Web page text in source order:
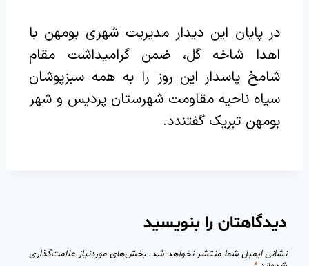
در پایان این دیدار مدیریت شهری بومهن با
اهدا شاخه گل، ضمن گرامیداشت مقام
شامخ پاسدار این روز را به همه سبزپوشان
سپاه ناحیه مقاومت شهرستان پردیس و شهر
بومهن تبریک گفتندد.
دیدگاهتان را بنویسید
نشانی ایمیل شما منتشر نخواهد شد. بخش‌های موردنیاز علامت‌گذاری